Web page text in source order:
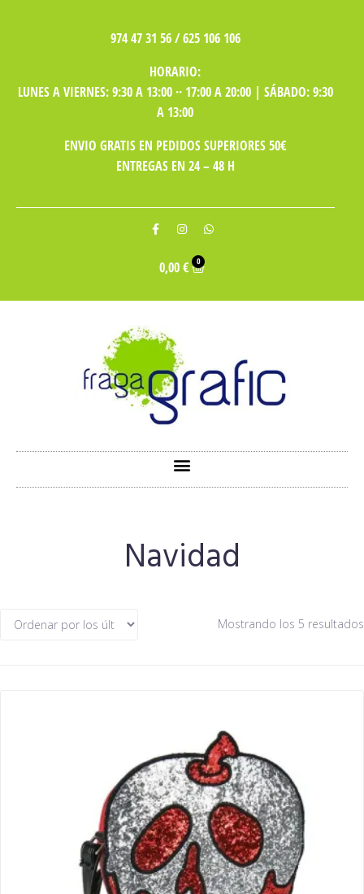
974 47 31 56 / 625 106 106
HORARIO:
LUNES A VIERNES: 9:30 A 13:00 ·· 17:00 A 20:00 | SÁBADO: 9:30
A 13:00
ENVIO GRATIS EN PEDIDOS SUPERIORES 50€
ENTREGAS EN 24 – 48 H
0,00€ 0
Navidad
Mostrando los 5 resultados